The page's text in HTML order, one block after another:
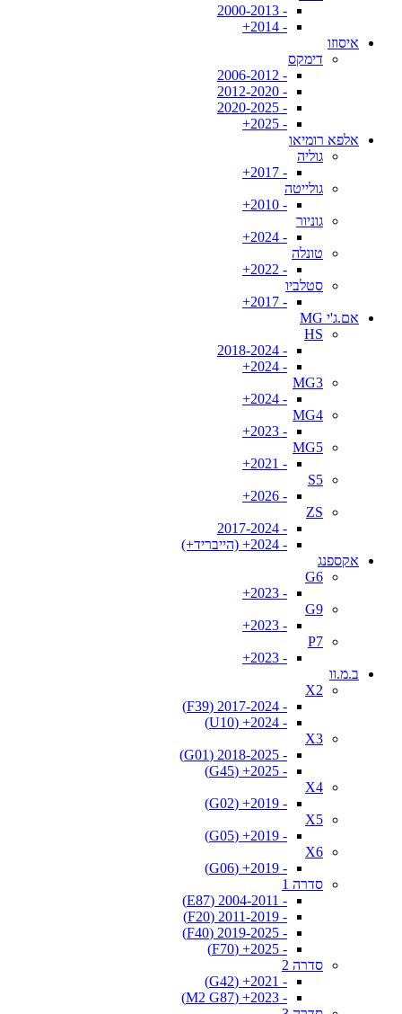
- 2000-2013
- 2014+
איסוזו
דימקס
- 2006-2012
- 2012-2020
- 2020-2025
- 2025+
אלפא רומיאו
גוליה
- 2017+
גולייטה
- 2010+
גוניור
- 2024+
טונלה
- 2022+
סטלביו
- 2017+
אם.ג'י MG
HS
- 2018-2024
- 2024+
MG3
- 2024+
MG4
- 2023+
MG5
- 2021+
S5
- 2026+
ZS
- 2017-2024
- 2024+ (הייבריד+)
אקספנג
G6
- 2023+
G9
- 2023+
P7
- 2023+
ב.מ.וו
X2
- 2017-2024 (F39)
- 2024+ (U10)
X3
- 2018-2025 (G01)
- 2025+ (G45)
X4
- 2019+ (G02)
X5
- 2019+ (G05)
X6
- 2019+ (G06)
סדרה 1
- 2004-2011 (E87)
- 2011-2019 (F20)
- 2019-2025 (F40)
- 2025+ (F70)
סדרה 2
- 2021+ (G42)
- 2023+ (M2 G87)